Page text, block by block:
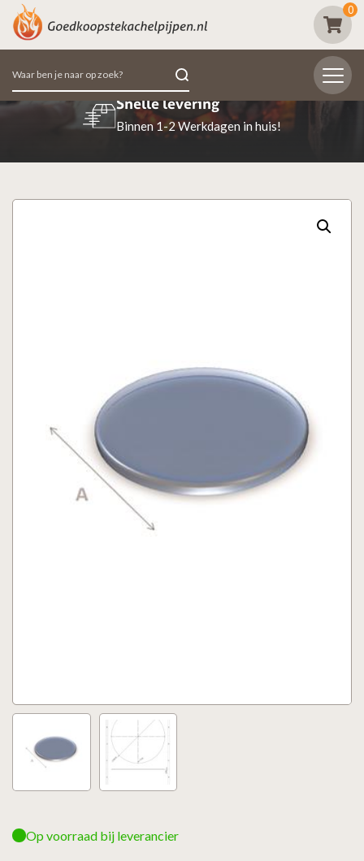
0
Zoeken
naar:
Beoordeeld met een 9.7
98% van de klanten beoordeeld ons positief
Op voorraad bij leverancier